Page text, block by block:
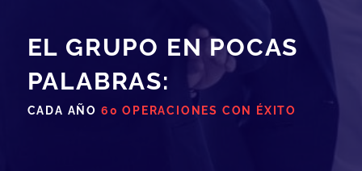
EL GRUPO EN POCAS
PALABRAS:
CADA AÑO 60 OPERACIONES CON ÉXITO